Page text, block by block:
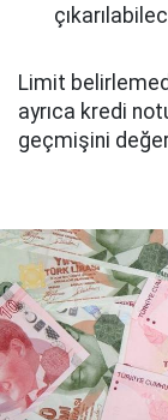
Limit
ayrıca kredi
geçmişini